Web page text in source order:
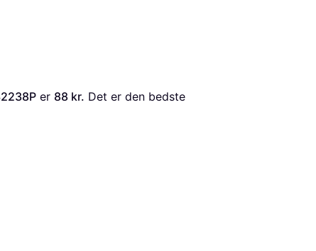
er 88 kr. Det er den bedste